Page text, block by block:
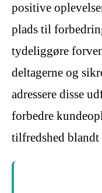
positive
plads til
tydeliggøre
deltagerne og
adressere disse
forbedre
tilfredshed blandt